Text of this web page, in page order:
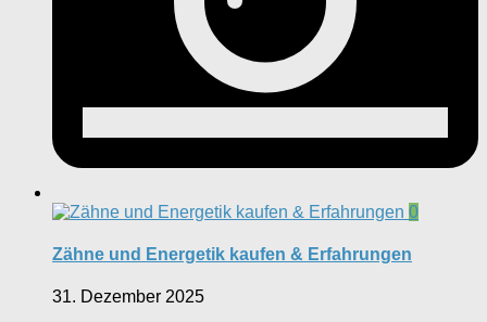
0
Zähne und Energetik kaufen & Erfahrungen
31. Dezember 2025